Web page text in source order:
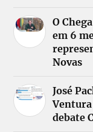
O
em 6
Novas
José
debate